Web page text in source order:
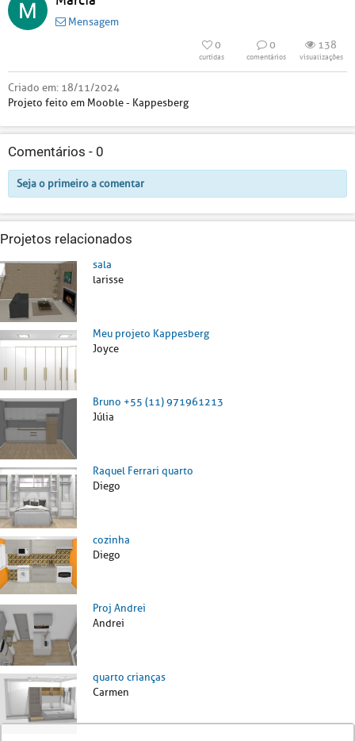
Mensagem
0
curtidas
0
comentários
138
visualizações
Criado em: 18/11/2024
Projeto feito em Mooble - Kappesberg
Comentários - 0
Seja o primeiro a comentar
Projetos relacionados
sala
larisse
Meu projeto Kappesberg
Joyce
Bruno +55 (11) 971961213
Júlia
Raquel Ferrari quarto
Diego
cozinha
Diego
Proj Andrei
Andrei
quarto crianças
Carmen